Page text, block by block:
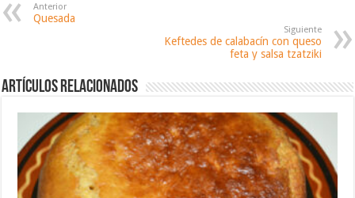
Anterior
Quesada
Siguiente
Keftedes de calabacín con queso
feta y salsa tzatziki
Artículos relacionados